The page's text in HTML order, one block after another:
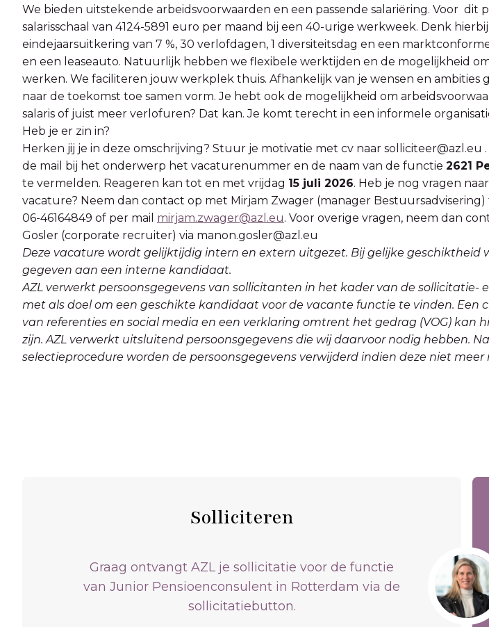
We bieden uitstekende arbeidsvoorwaarden en een passende salariëring. Voor dit
salarisschaal van 4124-5891 euro per maand bij een 40-urige werkweek. Denk
eindejaarsuitkering van 7 %, 30 verlofdagen, 1 diversiteitsdag en een
en een leaseauto. Natuurlijk hebben we flexibele werktijden en de mogelijkheid
werken. We faciliteren jouw werkplek thuis. Afhankelijk van je wensen en ambities
naar de toekomst toe samen vorm. Je hebt ook de mogelijkheid om
salaris of juist meer verlofuren? Dat kan. Je komt terecht in een informele
Heb je er zin in?
Herken jij je in deze omschrijving? Stuur je motivatie met cv naar solliciteer@azl.eu
de mail bij het onderwerp het vacaturenummer en de naam van de functie 2621
te vermelden. Reageren kan tot en met vrijdag 15 juli 2026. Heb je nog vragen
vacature? Neem dan contact op met Mirjam Zwager (manager
06-46164849 of per mail mirjam.zwager@azl.eu. Voor overige vragen, neem dan
Gosler (corporate recruiter) via manon.gosler@azl.eu
Deze vacature wordt gelijktijdig intern en extern uitgezet. Bij gelijke geschiktheid
gegeven aan een interne kandidaat.
AZL verwerkt persoonsgegevens van sollicitanten in het kader van de sollicitatie-
met als doel om een geschikte kandidaat voor de vacante functie te vinden. Een
van referenties en social media en een verklaring omtrent het gedrag (VOG) kan
zijn. AZL verwerkt uitsluitend persoonsgegevens die wij daarvoor nodig hebben.
selectieprocedure worden de persoonsgegevens verwijderd indien deze niet meer
Solliciteren
Graag ontvangt AZL je sollicitatie voor de functie
van Junior Pensioenconsulent in Rotterdam via de
sollicitatiebutton.